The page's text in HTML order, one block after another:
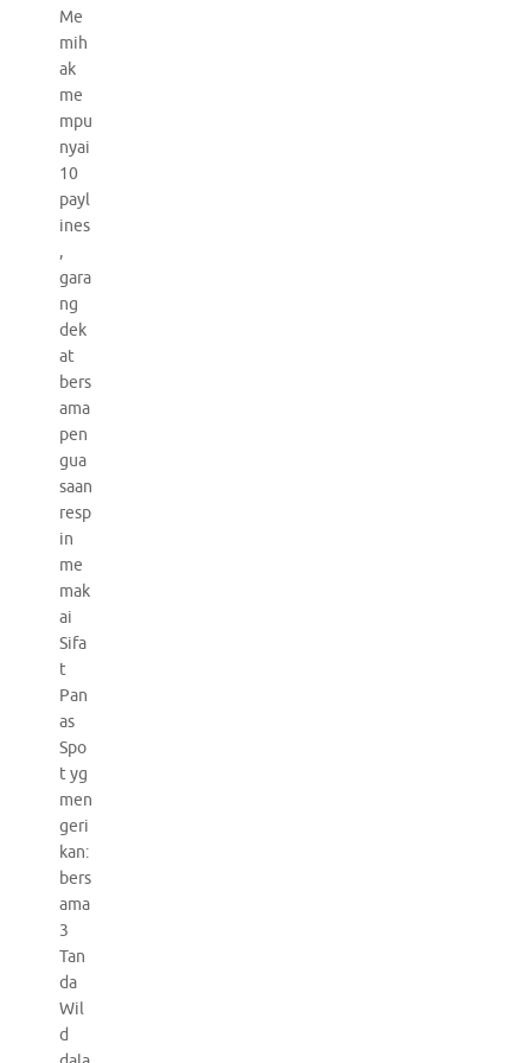
Me
mih
ak
me
mpu
nyai
10
payl
ines
,
gara
ng
dek
at
bers
ama
pen
gua
saan
resp
in
me
mak
ai
Sifa
t
Pan
as
Spo
t yg
men
geri
kan:
bers
ama
3
Tan
da
Wil
d